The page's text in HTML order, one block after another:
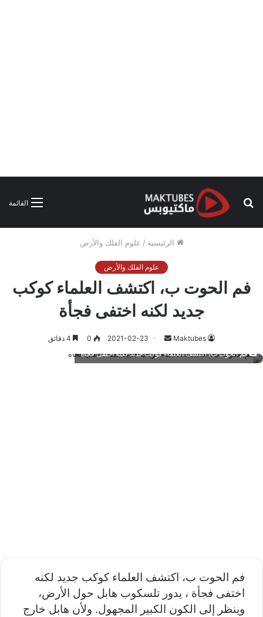
القائمة
بحث
الرئيسية / علوم الفلك والأرض
علوم الفلك والأرض
فم الحوت ب، اكتشف العلماء كوكب
جديد لكنه اختفى فجأة
Maktubes
أرسل
إلكترونيا
2021-02-23
0
فم الحوت ب، اكتشف العلماء كوكب جديد لكنه اختفى فجأة
فم الحوت ب، اكتشف العلماء كوكب جديد لكنه
اختفى فجأة ، يدور تلسكوب هابل حول الأرض،
وينظر إلى الكون الكبير المجهول. ولأن هابل خارج